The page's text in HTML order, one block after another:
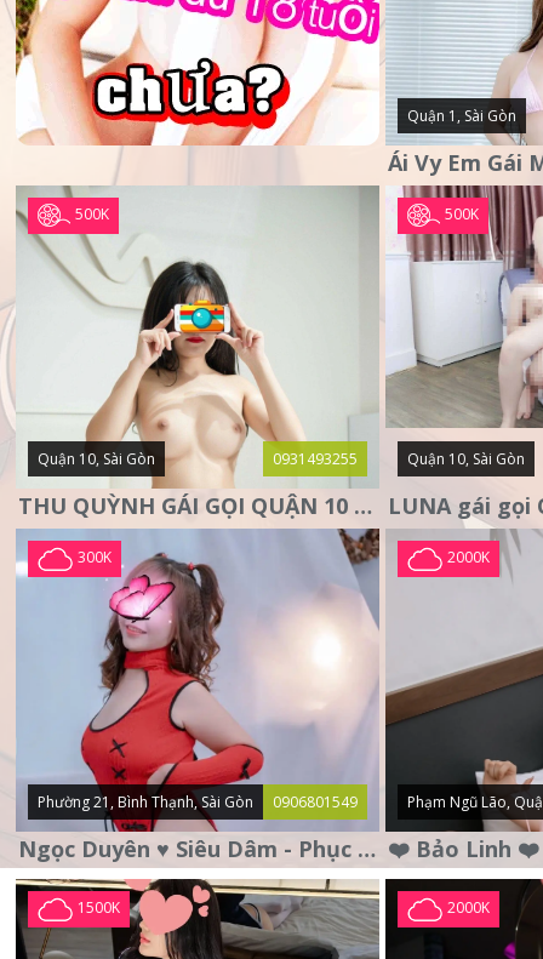
Quận 1, Sài Gòn
500K
Quận 10, Sài Gòn 0931493255
THU QUỲNH GÁI GỌI QUẬN 10 – MẶT XINH DA TRẮNG – SANG
500K
Quận 10, Sài Gòn
300K
Phường 21, Bình Thạnh, Sài Gòn 0906801549
Ngọc Duyên ♥️ Siêu Dâm - Phục Vụ Tận Tình - Chu Đáo
2000K
Phạm Ngũ Lão,
1500K 2000K